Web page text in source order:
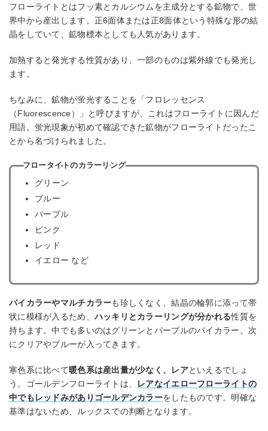
フローライトとはフッ素とカルシウムを主成分とする鉱物で、世
界中から産出します。正6面体または正8面体という特殊な形の結
晶をしていて、鉱物標本としても人気があります。
加熱すると発光する性質があり、一部のものは紫外線でも発光し
ます。
ちなみに、鉱物が蛍光することを「フロレッセンス
（Fluorescence）」と呼びますが、これはフローライトに因んだ
用語。蛍光現象が初めて確認できた鉱物がフローライトだったこ
とから名づけられました。
フロータイトのカラーリング
グリーン
ブルー
パープル
ピンク
レッド
イエロー など
バイカラーやマルチカラーも珍しくなく、結晶の輪郭に添って帯
状に模様が入るため、ハッキリとカラーリングが分かれる性質を
持ちます。中でも多いのはグリーンとパープルのバイカラー。次
にクリアやブルーが入ってきます。
寒色系に比べて暖色系は産出量が少なく、レアといえるでしょ
う。ゴールデンフローライトは、
レアなイエローフローライトの
中でもレッドみがありゴールデンカラーをしたものです。明確な
基準はないため、ルックスでの判断となります。